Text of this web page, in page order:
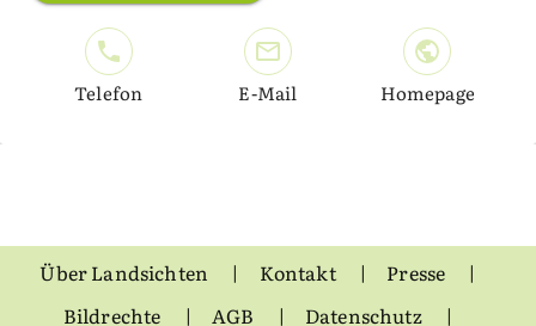
Telefon E-Mail Homepage
Über Landsichten Kontakt
Presse
Bildrechte
AGB Datenschutz